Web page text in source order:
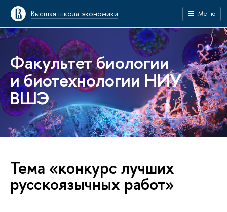
Высшая школа экономики Меню
Факультет биологии
и биотехнологии НИУ
ВШЭ
Тема «конкурс лучших
русскоязычных работ»